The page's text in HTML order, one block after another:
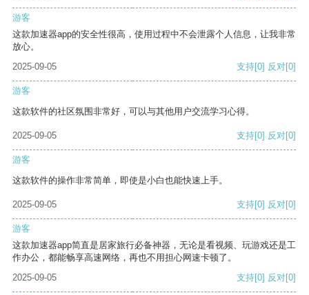
游客
这款加速器app的安全性很高，使用过程中不会泄露个人信息，让我非常
放心。
2025-09-05
支持[0] 反对[0]
游客
这款软件的社区氛围非常好，可以与其他用户交流学习心得。
2025-09-05 支持[0] 反对[0]
游客
这款软件的操作非常简单，即使是小白也能快速上手。
2025-09-05 支持[0] 反对[0]
游客
这款加速器app简直是居家旅行必备神器，无论是看视频、玩游戏还是工
作办公，都能畅享高速网络，再也不用担心网速卡顿了。
2025-09-05
支持[0] 反对[0]